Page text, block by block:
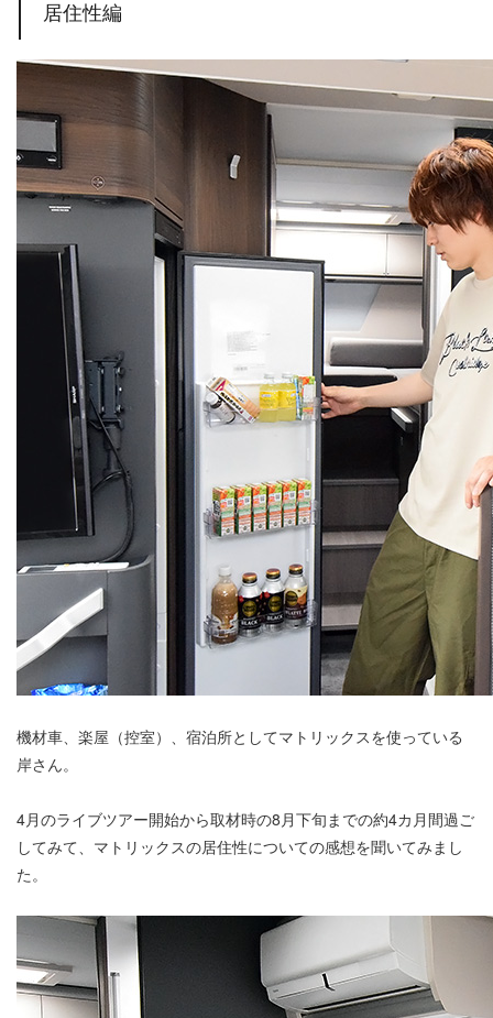
居住性編
機材車、楽屋（控室）、宿泊所としてマトリックスを使っている
岸さん。
4月のライブツアー開始から取材時の8月下旬までの約4カ月間過ご
してみて、マトリックスの居住性についての感想を聞いてみまし
た。